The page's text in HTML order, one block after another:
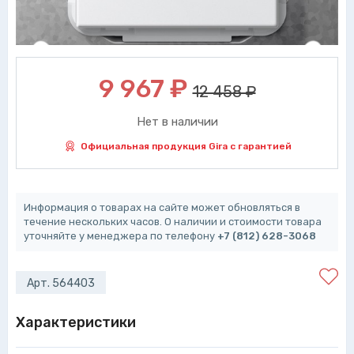
9 967 ₽ 12 458 ₽
Нет в наличии
Официальная продукция Gira с гарантией
Информация о товарах на сайте может обновляться в
течение нескольких часов. О наличии и стоимости товара
уточняйте у менеджера по телефону +7 (812) 628-3068
Арт. 564403
Характеристики